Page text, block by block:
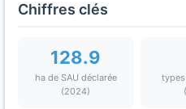
Chiffres clés
128.9
ha de SAU déclarée
(2024)